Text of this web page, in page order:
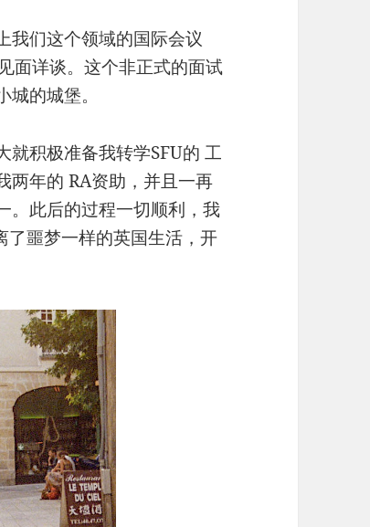
我们这个领域的国际会议
面详谈。这个非正式的面试
的城堡。
就积极准备我转学SFU的 工
两年的 RA资助，并且一再
。此后的过程一切顺利，我
噩梦一样的英国生活，开